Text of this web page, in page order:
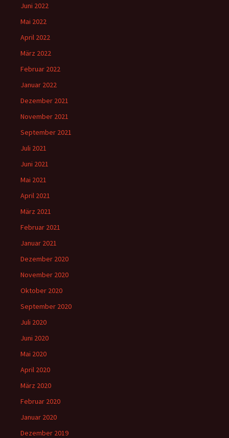
Juni 2022
Mai 2022
April 2022
März 2022
Februar 2022
Januar 2022
Dezember 2021
November 2021
September 2021
Juli 2021
Juni 2021
Mai 2021
April 2021
März 2021
Februar 2021
Januar 2021
Dezember 2020
November 2020
Oktober 2020
September 2020
Juli 2020
Juni 2020
Mai 2020
April 2020
März 2020
Februar 2020
Januar 2020
Dezember 2019